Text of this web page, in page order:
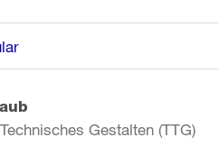
Gestalten (TTG)